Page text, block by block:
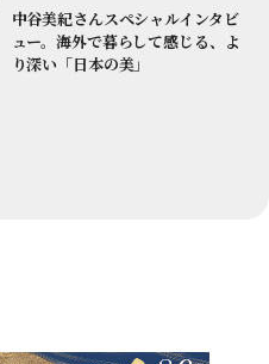
中谷美紀さんスペシャルインタビ
ュー。海外で暮らして感じる、よ
り深い「日本の美」